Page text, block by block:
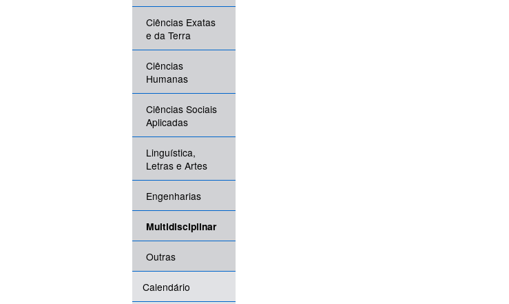
Ciências Exatas
e da Terra
Ciências
Humanas
Ciências Sociais
Aplicadas
Linguística,
Letras e Artes
Engenharias
Multidisciplinar
Outras
Calendário